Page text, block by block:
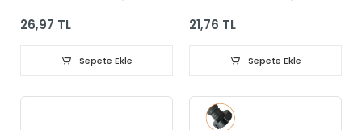
26,97 TL
Sepete Ekle
21,76 TL
Sepete Ekle